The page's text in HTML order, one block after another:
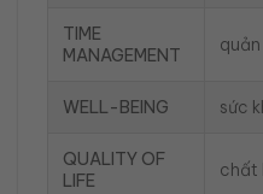
TIME
MANAGEMENT
WELL-BEING sức
QUALITY OF
LIFE
chất